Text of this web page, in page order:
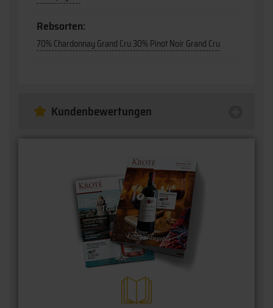
Rebsorten:
70% Chardonnay Grand Cru 30% Pinot Noir Grand Cru
Kundenbewertungen